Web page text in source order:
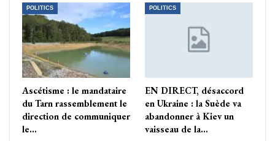
POLITICS
Ascétisme : le mandataire
du Tarn rassemblement le
direction de communiquer
le…
POLITICS
EN DIRECT, désaccord
en Ukraine : la Suède va
abandonner à Kiev un
vaisseau de la…